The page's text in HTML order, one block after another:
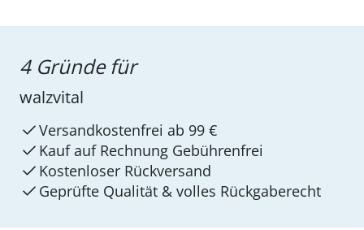
4 Gründe für
walzvital
Versandkostenfrei ab 99 €
Kauf auf Rechnung Gebührenfrei
Kostenloser Rückversand
Geprüfte Qualität & volles Rückgaberecht